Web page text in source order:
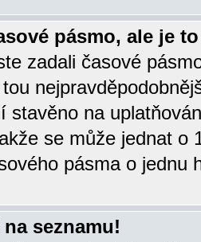
pásmo, ale je
zadali časové
stavěno na
se může jednat o
pásma o jednu
seznamu!